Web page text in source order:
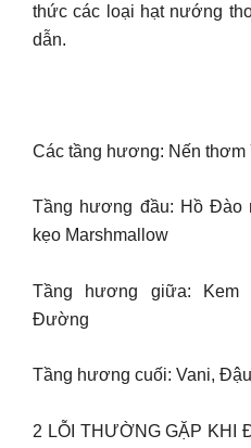
thức các loại hạt nướng
dẫn.
Các tầng hương: Nến thơm
Tầng hương đầu: Hồ Đào
kẹo Marshmallow
Tầng hương giữa: Kem
Đường
Tầng hương cuối: Vani,
2 LỖI THƯỜNG GẶP KHI